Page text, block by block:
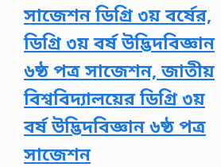
সাজেশন ডিগ্রি ৩য় বর্ষের,
ডিগ্রি ৩য় বর্ষ উদ্ভিদবিজ্ঞান
৬ষ্ঠ পত্র সাজেশন, জাতীয়
বিশ্ববিদ্যালয়ের ডিগ্রি ৩য়
বর্ষ উদ্ভিদবিজ্ঞান ৬ষ্ঠ পত্র
সাজেশন